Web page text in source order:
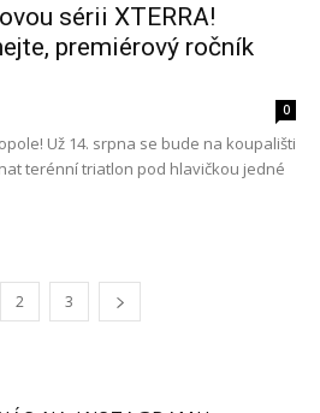
sérii XTERRA!
premiérový ročník
0
Už 14. srpna se bude na koupališti
terénní triatlon pod hlavičkou jedné
2 3